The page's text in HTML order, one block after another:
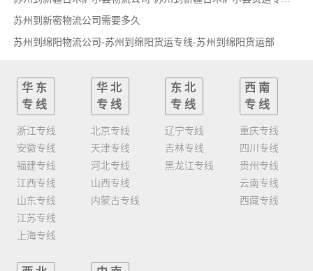
苏州到新密物流公司需要多久
苏州到绵阳物流公司-苏州到绵阳货运专线-苏州到绵阳货运部
华东
专线
浙江专线
安徽专线
福建专线
江西专线
山东专线
江苏专线
上海专线
华北
专线
北京专线
天津专线
河北专线
山西专线
内蒙古专线
东北
专线
辽宁专线
吉林专线
黑龙江专线
西南
专线
重庆专线
四川专线
贵州专线
云南专线
西藏专线